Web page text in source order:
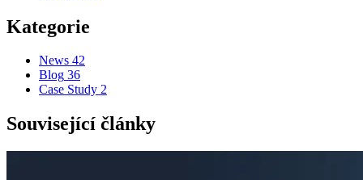
Kategorie
News 42
Blog 36
Case Study 2
Související články